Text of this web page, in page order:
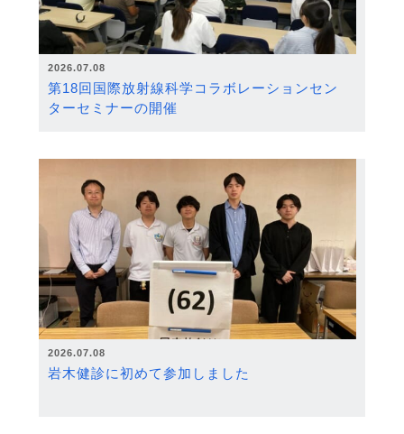
2026.07.08
第18回国際放射線科学コラボレーションセン
ターセミナーの開催
2026.07.08
岩木健診に初めて参加しました